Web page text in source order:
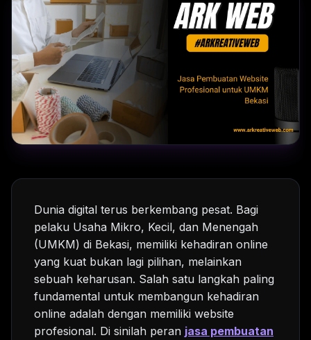
Dunia digital terus berkembang pesat. Bagi
pelaku Usaha Mikro, Kecil, dan Menengah
(UMKM) di Bekasi, memiliki kehadiran online
yang kuat bukan lagi pilihan, melainkan
sebuah keharusan. Salah satu langkah paling
fundamental untuk membangun kehadiran
online adalah dengan memiliki website
profesional. Di sinilah peran jasa pembuatan